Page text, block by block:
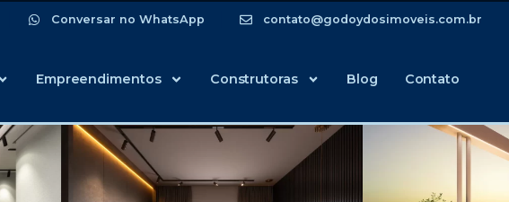
Conversar no WhatsApp contato@godoydosimoveis.com.br
Empreendimentos Construtoras Blog Contato